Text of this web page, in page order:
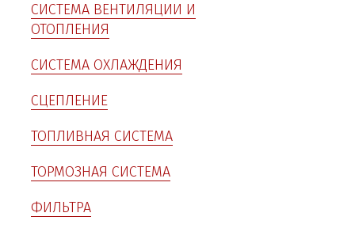
СИСТЕМА ВЕНТИЛЯЦИИ И
ОТОПЛЕНИЯ
СИСТЕМА ОХЛАЖДЕНИЯ
СЦЕПЛЕНИЕ
ТОПЛИВНАЯ СИСТЕМА
ТОРМОЗНАЯ СИСТЕМА
ФИЛЬТРА